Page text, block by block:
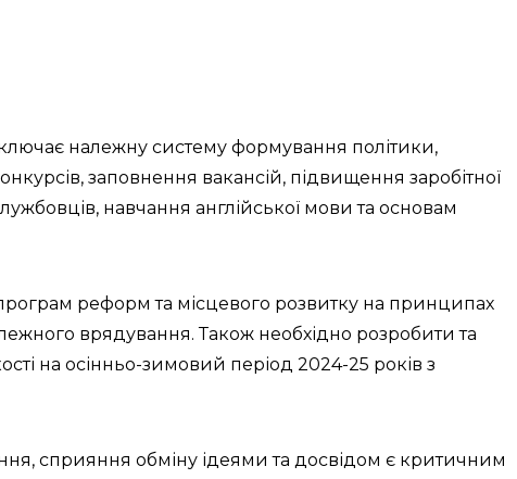
належну систему формування політики,
заповнення вакансій, підвищення заробітної
навчання англійської мови та основам
програм реформ та місцевого розвитку на принципах
врядування. Також необхідно розробити та
на осінньо-зимовий період 2024-25 років з
сприяння обміну ідеями та досвідом є критичним